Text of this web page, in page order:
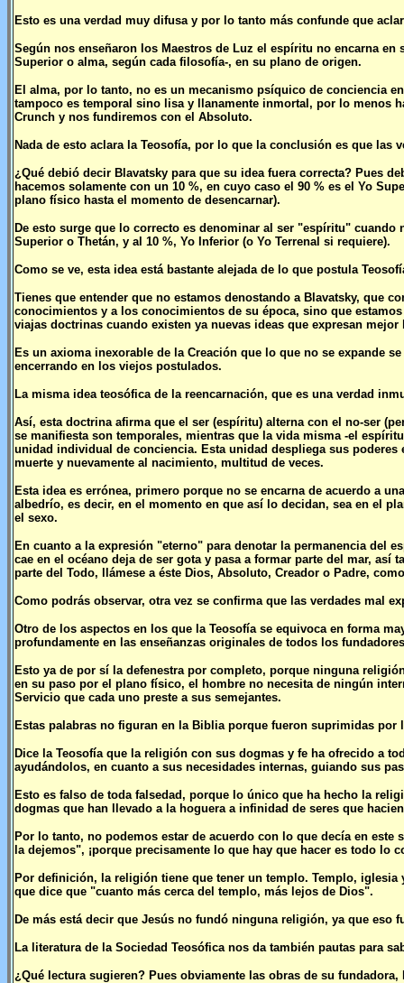
Esto es una verdad muy difusa y por lo tanto más confunde que
Según nos enseñaron los Maestros de Luz el espíritu no encarna
Superior o alma, según cada filosofía-, en su plano de origen.
El alma, por lo tanto, no es un mecanismo psíquico de conciencia
tampoco es temporal sino lisa y llanamente inmortal, por lo menos
Crunch y nos fundiremos con el Absoluto.
Nada de esto aclara la Teosofía, por lo que la conclusión es que las
¿Qué debió decir Blavatsky para que su idea fuera correcta? Pues
hacemos solamente con un 10 %, en cuyo caso el 90 % es el Yo
plano físico hasta el momento de desencarnar).
De esto surge que lo correcto es denominar al ser "espíritu"
Superior o Thetán, y al 10 %, Yo Inferior (o Yo Terrenal si requiere).
Como se ve, esta idea está bastante alejada de lo que postula
Tienes que entender que no estamos denostando a Blavatsky, que
conocimientos y a los conocimientos de su época, sino que
viajas doctrinas cuando existen ya nuevas ideas que expresan mejor
Es un axioma inexorable de la Creación que lo que no se expande
encerrando en los viejos postulados.
La misma idea teosófica de la reencarnación, que es una verdad
Así, esta doctrina afirma que el ser (espíritu) alterna con el no-ser
se manifiesta son temporales, mientras que la vida misma -el
unidad individual de conciencia. Esta unidad despliega sus
muerte y nuevamente al nacimiento, multitud de veces.
Esta idea es errónea, primero porque no se encarna de acuerdo a
albedrío, es decir, en el momento en que así lo decidan, sea en el
el sexo.
En cuanto a la expresión "eterno" para denotar la permanencia del
cae en el océano deja de ser gota y pasa a formar parte del mar,
parte del Todo, llámese a éste Dios, Absoluto, Creador o Padre,
Como podrás observar, otra vez se confirma que las verdades mal
Otro de los aspectos en los que la Teosofía se equivoca en forma
profundamente en las enseñanzas originales de todos los
Esto ya de por sí la defenestra por completo, porque ninguna
en su paso por el plano físico, el hombre no necesita de ningún
Servicio que cada uno preste a sus semejantes.
Estas palabras no figuran en la Biblia porque fueron suprimidas
Dice la Teosofía que la religión con sus dogmas y fe ha ofrecido a
ayudándolos, en cuanto a sus necesidades internas, guiando sus
Esto es falso de toda falsedad, porque lo único que ha hecho la
dogmas que han llevado a la hoguera a infinidad de seres que
Por lo tanto, no podemos estar de acuerdo con lo que decía en
la dejemos", ¡porque precisamente lo que hay que hacer es todo lo
Por definición, la religión tiene que tener un templo. Templo,
que dice que "cuanto más cerca del templo, más lejos de Dios".
De más está decir que Jesús no fundó ninguna religión, ya que
La literatura de la Sociedad Teosófica nos da también pautas para
¿Qué lectura sugieren? Pues obviamente las obras de su